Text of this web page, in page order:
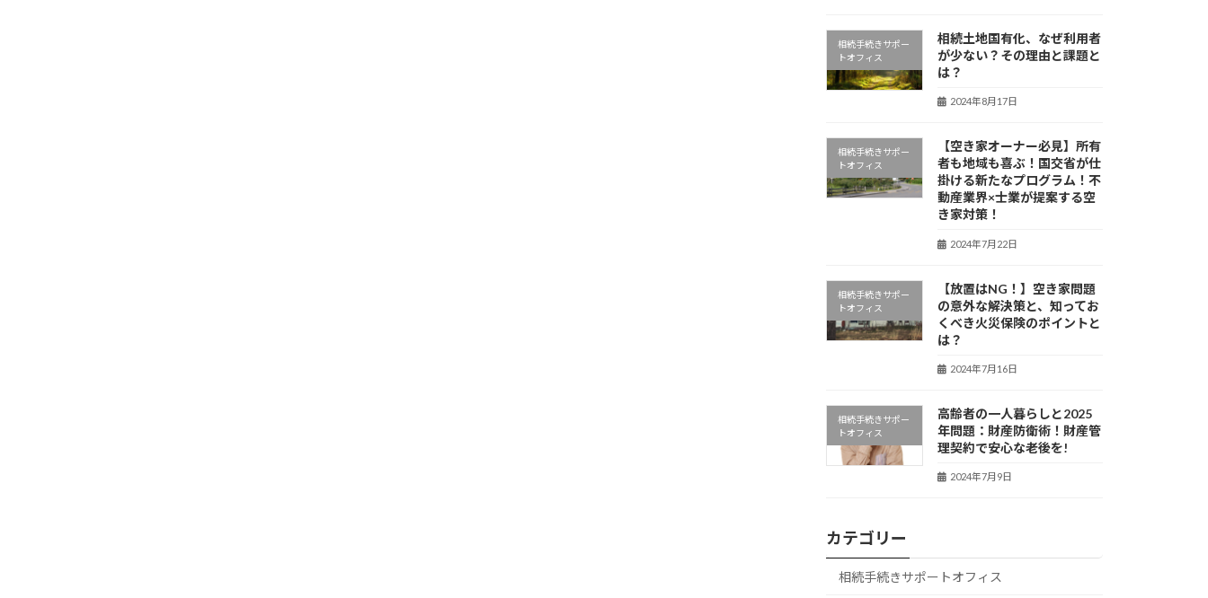
相続手続きサポー
トオフィス
相続土地国有化、なぜ利用者
が少ない？その理由と課題と
は？
2024年8月17日
相続手続きサポー
トオフィス
【空き家オーナー必見】所有
者も地域も喜ぶ！国交省が仕
掛ける新たなプログラム！不
動産業界×士業が提案する空
き家対策！
2024年7月22日
相続手続きサポー
トオフィス
【放置はNG！】空き家問題
の意外な解決策と、知ってお
くべき火災保険のポイントと
は？
2024年7月16日
相続手続きサポー
トオフィス
高齢者の一人暮らしと2025
年問題：財産防衛術！財産管
理契約で安心な老後を!
2024年7月9日
カテゴリー
相続手続きサポートオフィス